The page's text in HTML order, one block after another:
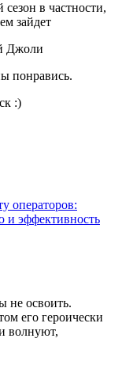
в частности,
зайдет
Джоли
понравись.
:)
операторов:
и эффективность
не освоить.
его героически
волнуют,